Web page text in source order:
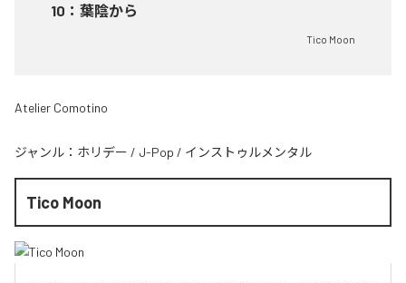
10 ： 葉陰から
Tico Moon
Atelier Comotino
ジャンル： ホリデー / J-Pop / インストゥルメンタル
Tico Moon